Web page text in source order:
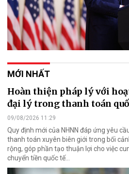
MỚI NHẤT
Hoàn thiện pháp lý với
đại lý trong thanh toán
09/08/2026 11:29
Quy định mới của NHNN đáp ứng yêu
thanh toán xuyên biên giới trong bối
rộng, góp phần tạo thuận lợi cho việc
chuyển tiền quốc tế...